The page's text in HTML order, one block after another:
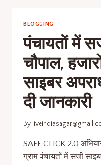
BLOGGING
पंचायतों में
चौपाल,
साइबर
दी जानकारी
By
SAFE CLICK 2.0
ग्राम पंचायतों में सजी